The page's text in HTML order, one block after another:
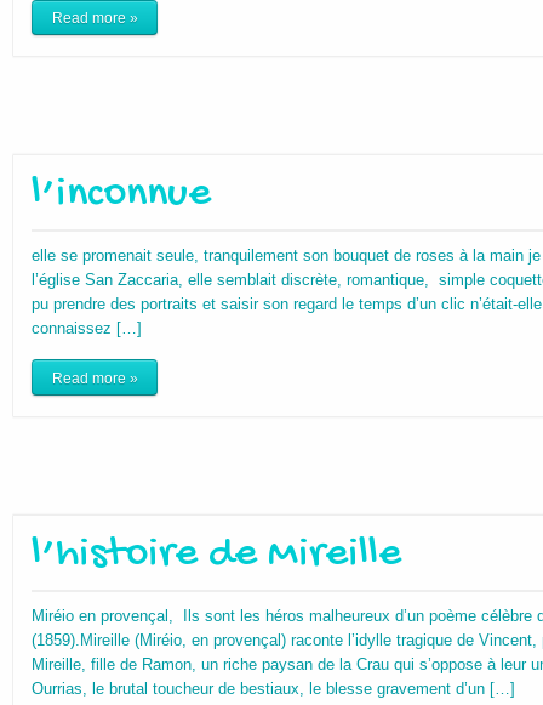
Read more »
l’inconnue
elle se promenait seule, tranquilement son bouquet de roses à la main je
l’église San Zaccaria, elle semblait discrète, romantique, simple
pu prendre des portraits et saisir son regard le temps d’un clic n’était-
connaissez […]
Read more »
l’histoire de Mireille
Miréio en provençal, Ils sont les héros malheureux d’un poème célèbre
(1859).Mireille (Miréio, en provençal) raconte l’idylle tragique de
Mireille, fille de Ramon, un riche paysan de la Crau qui s’oppose à leur
Ourrias, le brutal toucheur de bestiaux, le blesse gravement d’un […]